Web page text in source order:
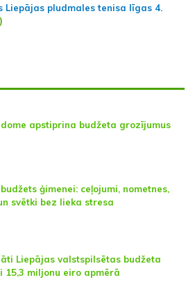
Liepājas pludmales tenisa līgas 4.
apstiprina budžeta grozījumus
ģimenei: ceļojumi, nometnes,
svētki bez lieka stresa
Liepājas valstspilsētas budžeta
15,3 miljonu eiro apmērā